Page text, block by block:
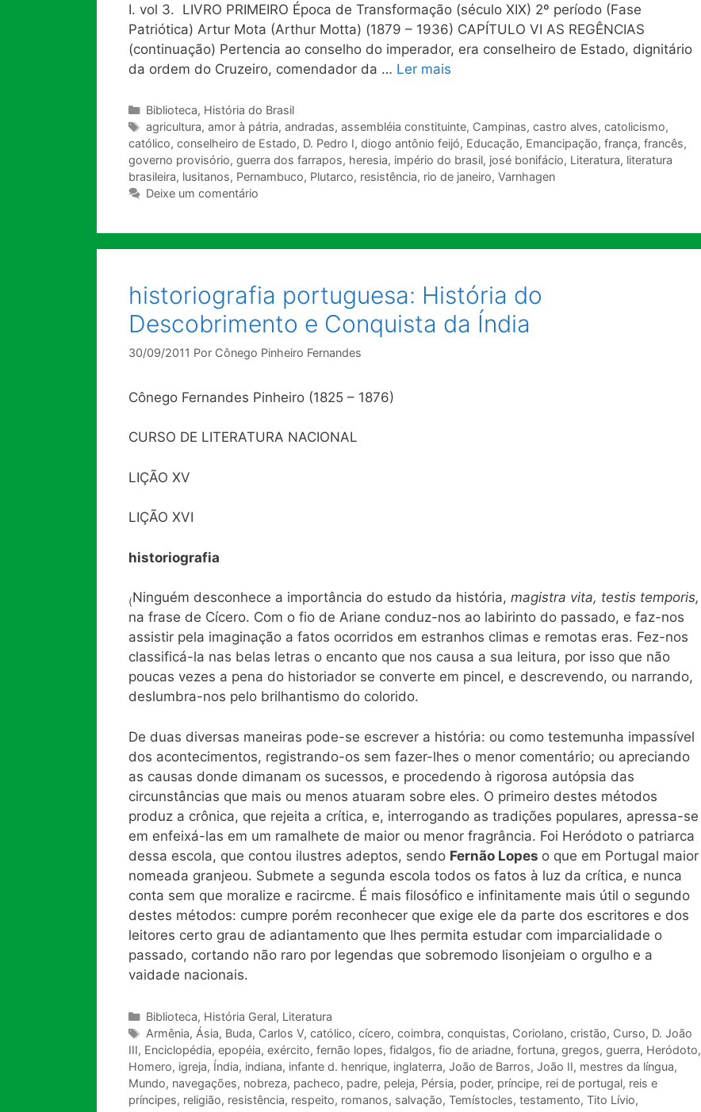
I. vol 3. LIVRO PRIMEIRO Época de Transformação (século XIX) 2º período (Fase
Patriótica) Artur Mota (Arthur Motta) (1879 – 1936) CAPÍTULO VI AS REGÊNCIAS
(continuação) Pertencia ao conselho do imperador, era conselheiro de Estado, dignitário
da ordem do Cruzeiro, comendador da … Ler mais
Categorias
Biblioteca, História do Brasil
Tags
agricultura, amor à pátria, andradas, assembléia constituinte, Campinas, castro alves, catolicismo,
católico, conselheiro de Estado, D. Pedro I, diogo antônio feijó, Educação, Emancipação, frança, francês,
governo provisório, guerra dos farrapos, heresia, império do brasil, josé bonifácio, Literatura, literatura
brasileira, lusitanos, Pernambuco, Plutarco, resistência, rio de janeiro, Varnhagen
Deixe um comentário
historiografia portuguesa: História do
Descobrimento e Conquista da Índia
30/09/2011 Por Cônego Pinheiro Fernandes
Cônego Fernandes Pinheiro (1825 – 1876)
CURSO DE LITERATURA NACIONAL
LIÇÃO XV
LIÇÃO XVI
historiografia
(Ninguém desconhece a importância do estudo da história, magistra vita, testis temporis,
na frase de Cícero. Com o fio de Ariane conduz-nos ao labirinto do passado, e faz-nos
assistir pela imaginação a fatos ocorridos em estranhos climas e remotas eras. Fez-nos
classificá-la nas belas letras o encanto que nos causa a sua leitura, por isso que não
poucas vezes a pena do historiador se converte em pincel, e descrevendo, ou narrando,
deslumbra-nos pelo brilhantismo do colorido.
De duas diversas maneiras pode-se escrever a história: ou como testemunha impassível
dos acontecimentos, registrando-os sem fazer-lhes o menor comentário; ou apreciando
as causas donde dimanam os sucessos, e procedendo à rigorosa autópsia das
circunstâncias que mais ou menos atuaram sobre eles. O primeiro destes métodos
produz a crônica, que rejeita a crítica, e, interrogando as tradições populares, apressa-se
em enfeixá-las em um ramalhete de maior ou menor fragrância. Foi Heródoto o patriarca
dessa escola, que contou ilustres adeptos, sendo Fernão Lopes o que em Portugal maior
nomeada granjeou. Submete a segunda escola todos os fatos à luz da crítica, e nunca
conta sem que moralize e racircme. É mais filosófico e infinitamente mais útil o segundo
destes métodos: cumpre porém reconhecer que exige ele da parte dos escritores e dos
leitores certo grau de adiantamento que lhes permita estudar com imparcialidade o
passado, cortando não raro por legendas que sobremodo lisonjeiam o orgulho e a
vaidade nacionais.
Categorias
Biblioteca, História Geral, Literatura
Tags
Armênia, Ásia, Buda, Carlos V, católico, cícero, coimbra, conquistas, Coriolano, cristão, Curso, D. João
III, Enciclopédia, epopéia, exército, fernão lopes, fidalgos, fio de ariadne, fortuna, gregos, guerra, Heródoto,
Homero, igreja, Índia, indiana, infante d. henrique, inglaterra, João de Barros, João II, mestres da língua,
Mundo, navegações, nobreza, pacheco, padre, peleja, Pérsia, poder, príncipe, rei de portugal, reis e
príncipes, religião, resistência, respeito, romanos, salvação, Temístocles, testamento, Tito Lívio,